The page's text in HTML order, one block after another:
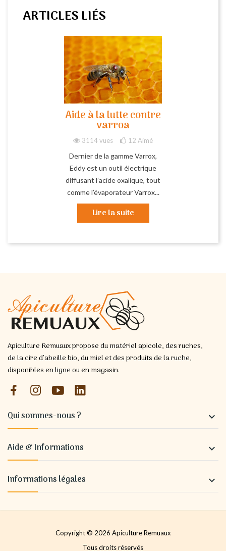
ARTICLES LIÉS
Aide à la lutte contre
varroa
3114 vues 12 Aimé
Dernier de la gamme Varrox,
Eddy est un outil électrique
diffusant l’acide oxalique, tout
comme l’évaporateur Varrox...
Lire la suite
Apiculture Remuaux propose du matériel apicole, des ruches,
de la cire d’abeille bio, du miel et des produits de la ruche,
disponibles en ligne ou en magasin.
Qui sommes-nous ? 
Aide & Informations 
Informations légales 
Copyright © 2026 Apiculture Remuaux
Tous droits réservés